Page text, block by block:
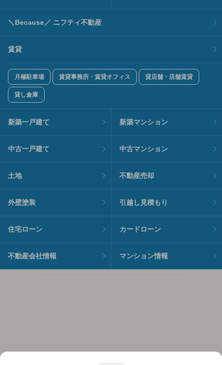
＼Because／ ニフティ不動産
賃貸
月極駐車場 賃貸事務所・賃貸オフィス 貸店舗・店舗賃貸
貸し倉庫
新築一戸建て 新築マンション
中古一戸建て 中古マンション
土地 不動産売却
外壁塗装 引越し見積もり
住宅ローン カードローン
不動産会社情報 マンション情報